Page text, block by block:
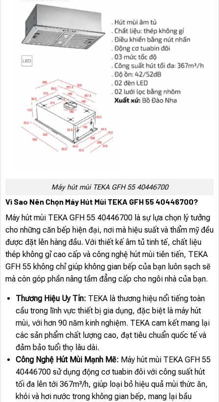
Máy hút mùi TEKA GFH 55 40446700
Vì Sao Nên Chọn Máy Hút Mùi TEKA GFH 55 40446700?
Máy hút mùi TEKA GFH 55 40446700 là sự lựa chọn lý tưởng
cho những căn bếp hiện đại, nơi mà hiệu suất và thẩm mỹ đều
được đặt lên hàng đầu. Với thiết kế âm tủ tinh tế, chất liệu
thép không gỉ cao cấp và công nghệ hút mùi tiên tiến, TEKA
GFH 55 không chỉ giúp không gian bếp của bạn luôn sạch sẽ
mà còn góp phần nâng tầm đẳng cấp cho ngôi nhà của bạn.
Thương Hiệu Uy Tín: TEKA là thương hiệu nổi tiếng toàn
cầu trong lĩnh vực thiết bị gia dụng, đặc biệt là máy hút
mùi, với hơn 90 năm kinh nghiệm. TEKA cam kết mang lại
các sản phẩm chất lượng cao, đạt tiêu chuẩn quốc tế và
đảm bảo tuổi thọ lâu dài.
Công Nghệ Hút Mùi Mạnh Mẽ: Máy hút mùi TEKA GFH 55
40446700 sử dụng động cơ tuabin đôi với công suất hút
tối đa lên tới 367m³/h, giúp loại bỏ hiệu quả mùi thức ăn,
khói và hơi nước trong không gian bếp, mang lại bầu